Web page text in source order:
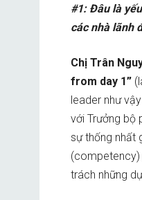
#1: Đâu là
các nhà lãnh
Chị Trân
from day 1”
leader như
với Trưởng bộ
sự thống nhất
(competency)
trách những